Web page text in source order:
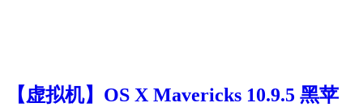
【虚拟机】OS X Mavericks 10.9.5 黑苹